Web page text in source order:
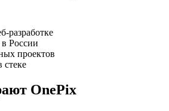
разработке
России
проектов
стеке
OnePix